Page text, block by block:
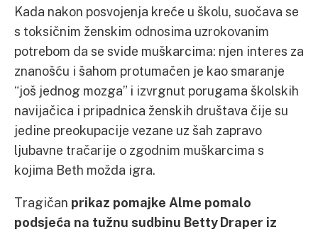
Kada nakon posvojenja kreće u školu, suočava se
s toksičnim ženskim odnosima uzrokovanim
potrebom da se svide muškarcima: njen interes za
znanošću i šahom protumačen je kao smaranje
“još jednog mozga” i izvrgnut porugama školskih
navijačica i pripadnica ženskih društava čije su
jedine preokupacije vezane uz šah zapravo
ljubavne tračarije o zgodnim muškarcima s
kojima Beth možda igra.
Tragičan prikaz pomajke Alme pomalo
podsjeća na tužnu sudbinu Betty Draper iz